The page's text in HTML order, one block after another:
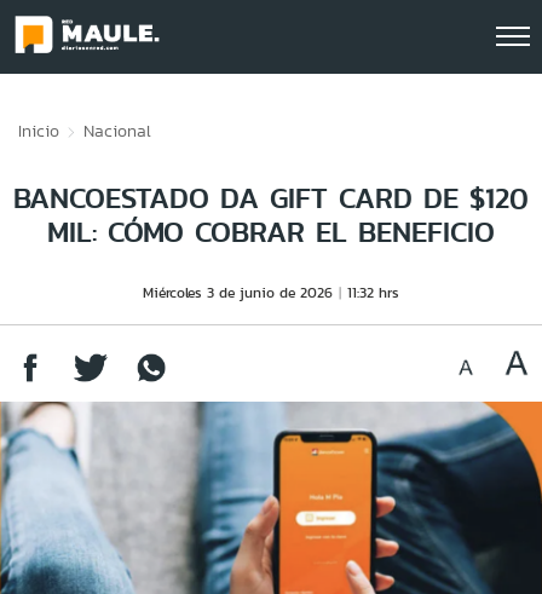
Inicio Nacional
BANCOESTADO DA GIFT CARD DE $120
MIL: CÓMO COBRAR EL BENEFICIO
Miércoles 3 de junio de 2026 11:32 hrs